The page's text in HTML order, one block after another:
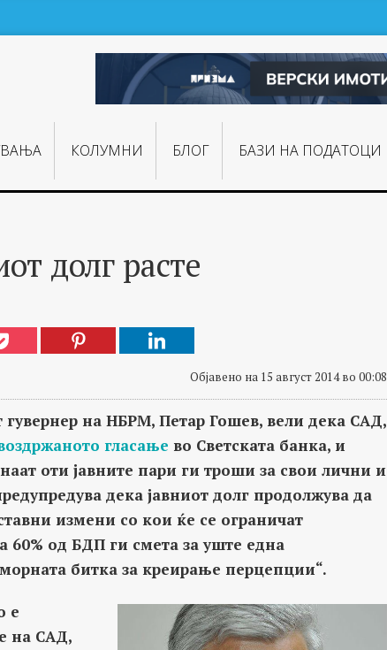
КОЛУМНИ БЛОГ БАЗИ НА ПОДАТОЦИ
долг расте
Објавено на 15 август 2014 во 00:08
на НБРМ, Петар Гошев, вели дека САД,
гласање во Светската банка, и
оти јавните пари ги троши за свои лични и
дека јавниот долг продолжува да
измени со кои ќе се ограничат
60% од БДП ги смета за уште една
битка за креирање перцепции“.
е
на САД,